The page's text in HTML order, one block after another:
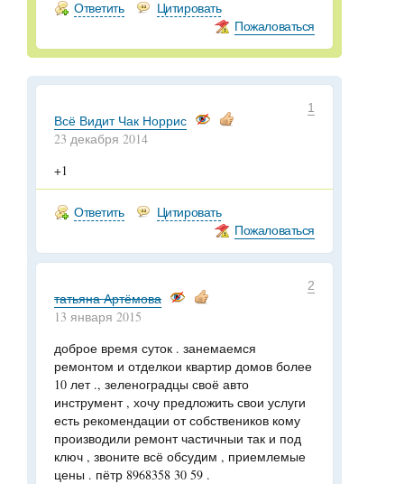
Ответить
Цитировать
Пожаловаться
1
Всё Видит Чак Норрис
23 декабря 2014
+1
Ответить
Цитировать
Пожаловаться
2
татьяна Артёмова
13 января 2015
доброе время суток . занемаемся
ремонтом и отделкои квартир домов более
10 лет ., зеленоградцы своё авто
инструмент , хочу предложить свои услуги
есть рекомендации от собствеников кому
производили ремонт частичныи так и под
ключ , звоните всё обсудим , приемлемые
цены . пётр 8968358 30 59 .